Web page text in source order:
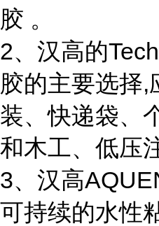
胶 。
2、汉高的
胶的主要选择,
装、快递袋、
和木工、低压
3、汉高
可持续的水性